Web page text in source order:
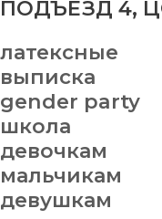
ПОДЪЕЗД 4,
латексные
выписка
gender party
школа
девочкам
мальчикам
девушкам